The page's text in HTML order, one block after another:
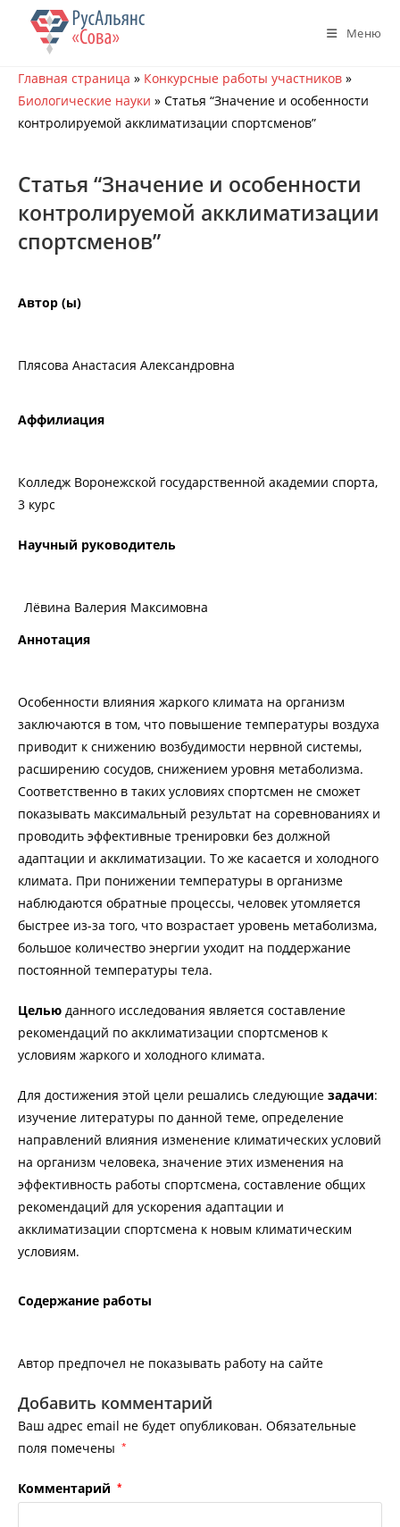
Перейти
содержимому
Меню
Главная страница » Конкурсные работы участников »
Биологические науки » Статья “Значение и особенности
контролируемой акклиматизации спортсменов”
Статья “Значение и особенности
контролируемой акклиматизации
спортсменов”
Автор (ы)
Плясова Анастасия Александровна
Аффилиация
Колледж Воронежской государственной академии спорта,
3 курс
Научный руководитель
Лёвина Валерия Максимовна
Аннотация
Особенности влияния жаркого климата на организм
заключаются в том, что повышение температуры воздуха
приводит к снижению возбудимости нервной системы,
расширению сосудов, снижением уровня метаболизма.
Соответственно в таких условиях спортсмен не сможет
показывать максимальный результат на соревнованиях и
проводить эффективные тренировки без должной
адаптации и акклиматизации. То же касается и холодного
климата. При понижении температуры в организме
наблюдаются обратные процессы, человек утомляется
быстрее из-за того, что возрастает уровень метаболизма,
большое количество энергии уходит на поддержание
постоянной температуры тела.
Целью данного исследования является составление
рекомендаций по акклиматизации спортсменов к
условиям жаркого и холодного климата.
Для достижения этой цели решались следующие задачи:
изучение литературы по данной теме, определение
направлений влияния изменение климатических условий
на организм человека, значение этих изменения на
эффективность работы спортсмена, составление общих
рекомендаций для ускорения адаптации и
акклиматизации спортсмена к новым климатическим
условиям.
Содержание работы
Автор предпочел не показывать работу на сайте
Добавить комментарий
Ваш адрес email не будет опубликован. Обязательные
поля помечены *
Комментарий *